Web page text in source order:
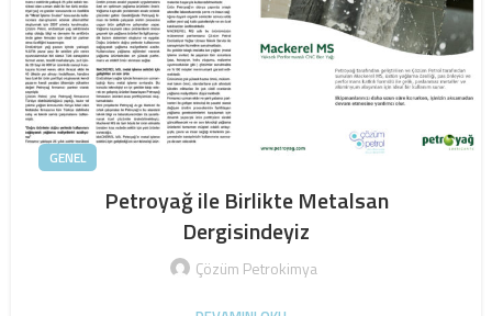
GENEL
Petroyağ ile Birlikte Metalsan
Dergisindeyiz
Çözüm Petrokimya